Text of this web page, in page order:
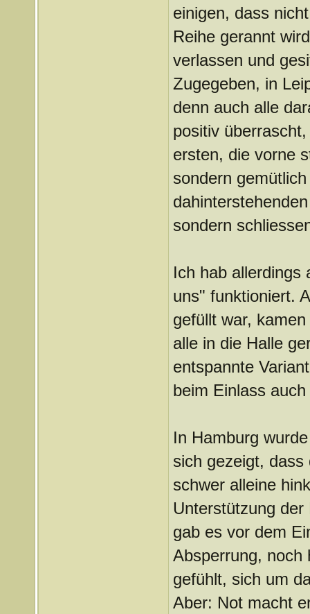
einigen, dass
Reihe gerannt
verlassen und
Zugegeben, in
denn auch alle
positiv
ersten, die vorne
sondern
sondern
Ich hab allerdings
uns" funktioniert.
gefüllt war,
alle in die Halle
entspannte
beim Einlass
In Hamburg
sich gezeigt,
schwer alleine
Unterstützung
gab es vor dem
Absperrung, noch
gefühlt, sich um
Aber: Not macht